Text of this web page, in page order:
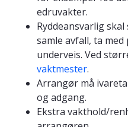
edruvakter.
Ryddeansvarlig
samle avfall, ta
underveis. Ved
vaktmester.
Arrangør må
og adgang.
Ekstra vakthold/